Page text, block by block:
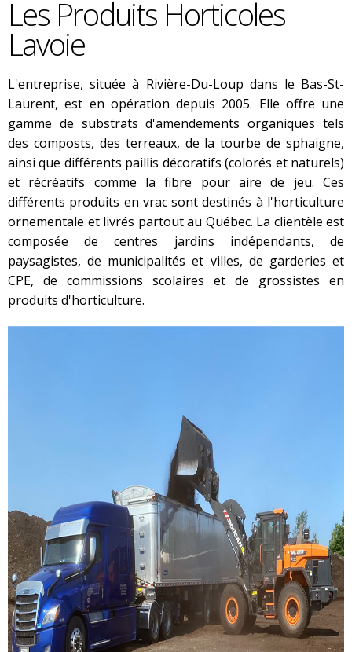
Les Produits Horticoles
Lavoie
L'entreprise, située à Rivière-Du-Loup dans le Bas-St-
Laurent, est en opération depuis 2005. Elle offre une
gamme de substrats d'amendements organiques tels
des composts, des terreaux, de la tourbe de sphaigne,
ainsi que différents paillis décoratifs (colorés et naturels)
et récréatifs comme la fibre pour aire de jeu. Ces
différents produits en vrac sont destinés à l'horticulture
ornementale et livrés partout au Québec. La clientèle est
composée de centres jardins indépendants, de
paysagistes, de municipalités et villes, de garderies et
CPE, de commissions scolaires et de grossistes en
produits d'horticulture.